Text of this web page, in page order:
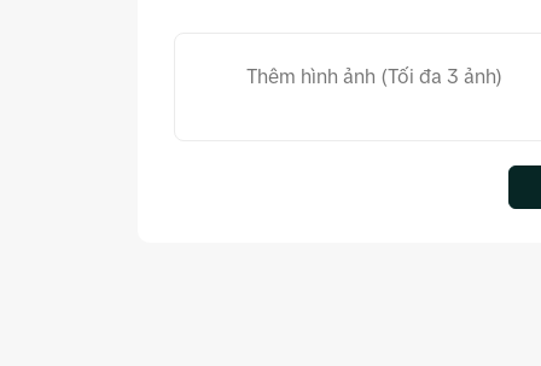
Thêm hình ảnh (Tối đa 3 ảnh)